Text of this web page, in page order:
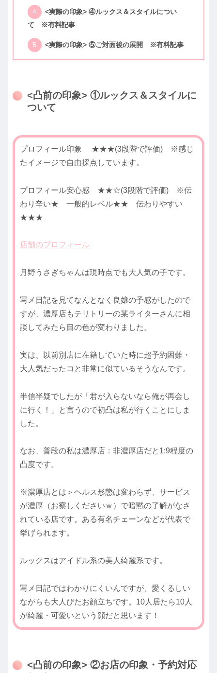
<実際の印象> ④ルックス＆スタイルについ
て ※有料記事
<実際の印象> ⑤ご対面後の展開 ※有料記事
<凸前の印象> ①ルックス＆スタイルに
ついて
プロフィール印象 ★★★(3段階で評価) ※感じ
たイメージで自由採点しています。
プロフィール安心感 ★★☆(3段階で評価) ※伝
わり辛い★ 一般的レベル★★ 伝わりやすい
★★★
店舗のプロフィール
月野うさぎちゃんは現時点でも大人気の子です。
写メ日記を見てなんとなく良嬢の予感がしたので
すが、濃厚店もテリトリーの某ライターさんに相
談してみたら目の色が変わりました。
実は、以前別店に在籍していた時に超予約困難・
大人気だったコと非常に似ているそうなんです。
半信半疑でしたが「君が入らないなら俺が再会し
に行く！」と言うので初凸は私が行くことにしま
した。
なお、普段の私は濃厚店：非濃厚店だと1:9程度の
凸度です。
※濃厚店とは＞ヘルス形態は変わらず、サービス
が濃厚（お察しくださいｗ）で暗黙の了解がなさ
れている店です。ある有名チェーンなどが代表で
挙げられます。
ルックスはアイドル系の美人綺麗系です。
写メ日記ではわかりにくいんですが、愛くるしい
ながらも大人びたお顔立ちです。10人居たら10人
が綺麗・可愛いという顔だと思います！
<凸前の印象> ②お店の印象・予約対応